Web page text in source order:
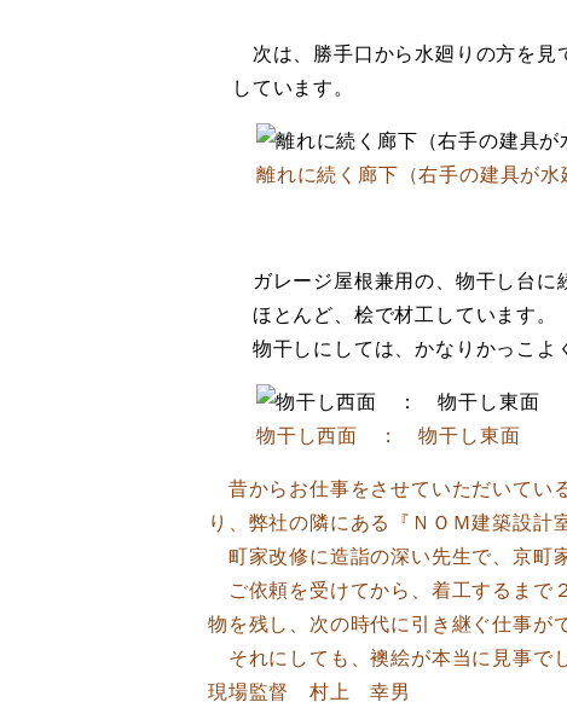
次は、勝手口から水廻りの方を見
しています。
離れに続く廊下（右手の建具
ガレージ屋根兼用の、物干し台に
ほとんど、桧で材工しています。
物干しにしては、かなりかっこよ
物干し西面 ： 物干し東面
昔からお仕事をさせていただいてい
り、弊社の隣にある『ＮＯＭ建築設計
町家改修に造詣の深い先生で、京町
ご依頼を受けてから、着工するまで
物を残し、次の時代に引き継ぐ仕事が
それにしても、襖絵が本当に見事で
現場監督 村上 幸男